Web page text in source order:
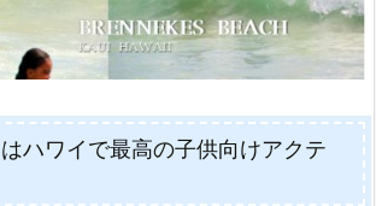
ハワイで最高の子供向けアクテ